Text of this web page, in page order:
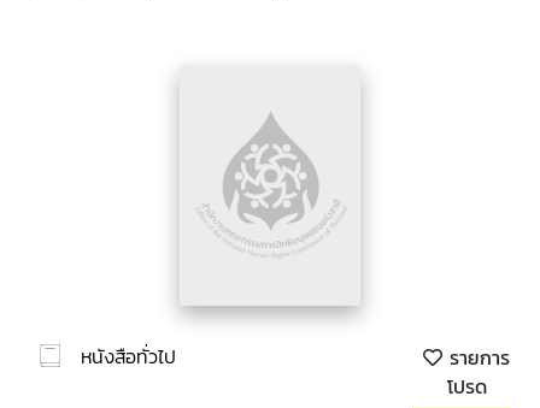
หนังสือทั่วไป
รายการ
โปรด